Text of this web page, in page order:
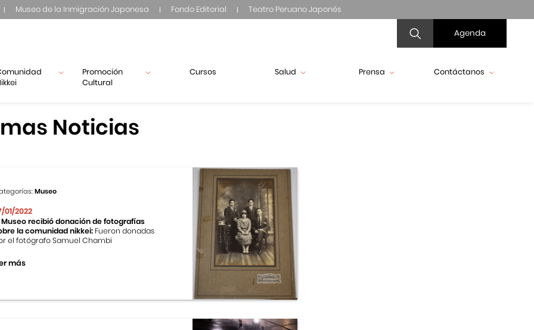
Museo de la Inmigración Japonesa Fondo Editorial Teatro Peruano Japonés
Agenda
Promoción
Cultural
Cursos Salud Prensa Contáctanos
Noticias
Museo
01/2022
Museo recibió donación de fotografías
la comunidad nikkei: Fueron donadas
el fotógrafo Samuel Chambi
más